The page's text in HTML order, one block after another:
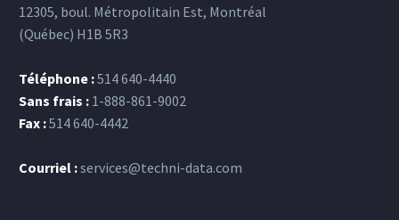
12305, boul. Métropolitain Est, Montréal
(Québec) H1B 5R3
Téléphone :514 640-4440
Sans frais : 1-888-861-9002
Fax :514 640-4442
Courriel :services@techni-data.com